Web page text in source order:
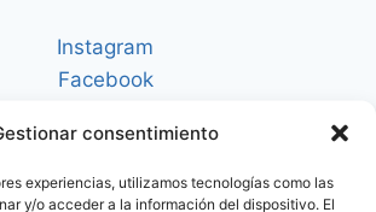
consentimiento
experiencias, utilizamos tecnologías como las
y/o acceder a la información del dispositivo. El
Instagram
Facebook
Aviso legal